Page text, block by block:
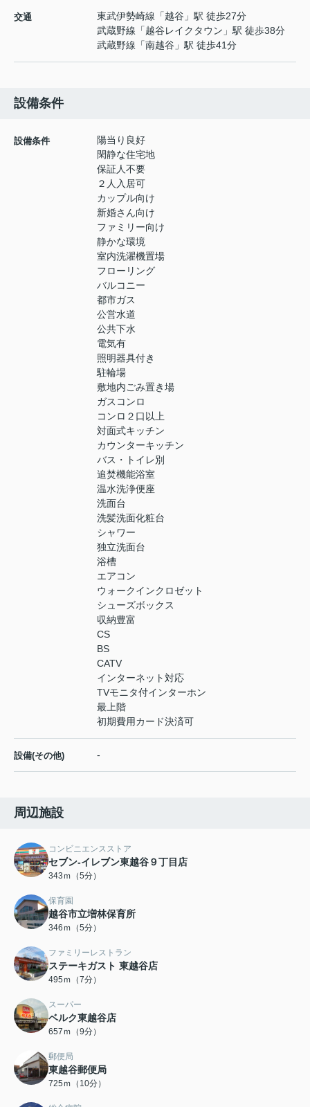
交通 東武伊勢崎線 「越谷 」駅 徒歩27分
武蔵野線 「越谷レイクタウン 」駅 徒歩38分
武蔵野線 「南越谷 」駅 徒歩41分
設備条件
設備条件
陽当り良好
閑静な住宅地
保証人不要
２人入居可
カップル向け
新婚さん向け
ファミリー向け
静かな環境
室内洗濯機置場
フローリング
バルコニー
都市ガス
公営水道
公共下水
電気有
照明器具付き
駐輪場
敷地内ごみ置き場
ガスコンロ
コンロ２口以上
対面式キッチン
カウンターキッチン
バス・トイレ別
追焚機能浴室
温水洗浄便座
洗面台
洗髪洗面化粧台
シャワー
独立洗面台
浴槽
エアコン
ウォークインクロゼット
シューズボックス
収納豊富
CS
BS
CATV
インターネット対応
TVモニタ付インターホン
最上階
初期費用カード決済可
設備(その他) -
周辺施設
コンビニエンスストア
セブン-イレブン東越谷９丁目店
343ｍ（5分）
保育園
越谷市立増林保育所
346ｍ（5分）
ファミリーレストラン
ステーキガスト 東越谷店
495ｍ（7分）
スーパー
ベルク東越谷店
657ｍ（9分）
郵便局
東越谷郵便局
725ｍ（10分）